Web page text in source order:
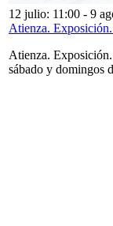
12 julio: 11:00 - 9
Atienza.
Atienza.
sábado y domingos